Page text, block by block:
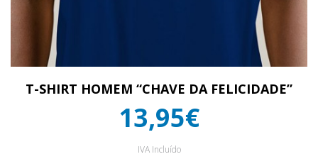
T-SHIRT HOMEM “CHAVE DA FELICIDADE”
13,95€
IVA Incluído